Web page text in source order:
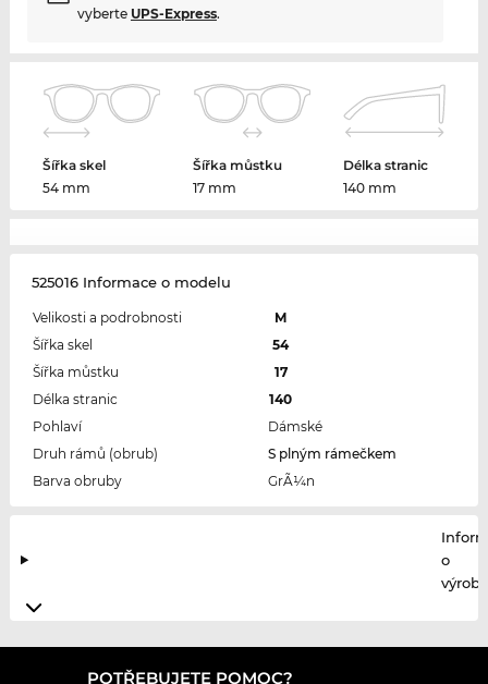
vyberte UPS-Express.
Šířka skel
54 mm
Šířka můstku
17 mm
Délka stranic
140 mm
525016 Informace o modelu
Velikosti a podrobnosti
M
Šířka skel
54
Šířka můstku
17
Délka stranic
140
Pohlaví
Dámské
Druh rámů (obrub)
S plným rámečkem
Barva obruby
GrÃ¼n
o
POTŘEBUJETE POMOC?